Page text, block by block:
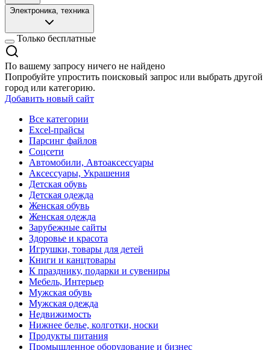
Электроника, техника
Только бесплатные
По вашему запросу ничего не найдено
Попробуйте упростить поисковый запрос или выбрать другой
город или категорию.
Добавить новый сайт
Все категории
Excel-прайсы
Парсинг файлов
Соцсети
Автомобили, Автоаксессуары
Аксессуары, Украшения
Детская обувь
Детская одежда
Женская обувь
Женская одежда
Зарубежные сайты
Здоровье и красота
Игрушки, товары для детей
Книги и канцтовары
К празднику, подарки и сувениры
Мебель, Интерьер
Мужская обувь
Мужская одежда
Недвижимость
Нижнее белье, колготки, носки
Продукты питания
Промышленное оборудование и бизнес